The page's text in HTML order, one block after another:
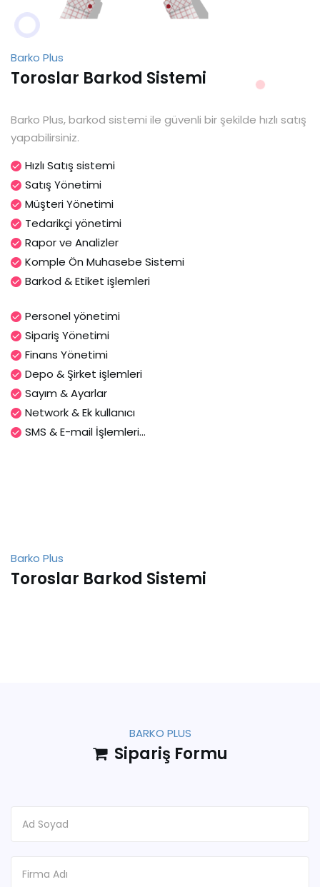
Barko Plus
Toroslar Barkod Sistemi
Barko Plus, barkod sistemi ile güvenli bir şekilde hızlı satış
yapabilirsiniz.
Hızlı Satış sistemi
Satış Yönetimi
Müşteri Yönetimi
Tedarikçi yönetimi
Rapor ve Analizler
Komple Ön Muhasebe Sistemi
Barkod & Etiket işlemleri
Personel yönetimi
Sipariş Yönetimi
Finans Yönetimi
Depo & Şirket işlemleri
Sayım & Ayarlar
Network & Ek kullanıcı
SMS & E-mail İşlemleri...
Barko Plus
Toroslar Barkod Sistemi
BARKO PLUS
Sipariş Formu